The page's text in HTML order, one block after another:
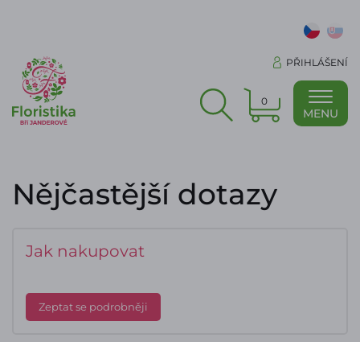
PŘIHLÁŠENÍ
0
MENU
Nějčastější dotazy
Jak nakupovat
Zeptat se podrobněji